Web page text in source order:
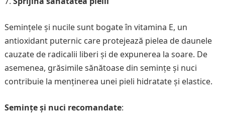
Semințele și nucile sunt bogate în vitamina E, un
antioxidant puternic care protejează pielea de daunele
cauzate de radicalii liberi și de expunerea la soare. De
asemenea, grăsimile sănătoase din semințe și nuci
contribuie la menținerea unei pieli hidratate și elastice.
Semințe și nuci recomandate: